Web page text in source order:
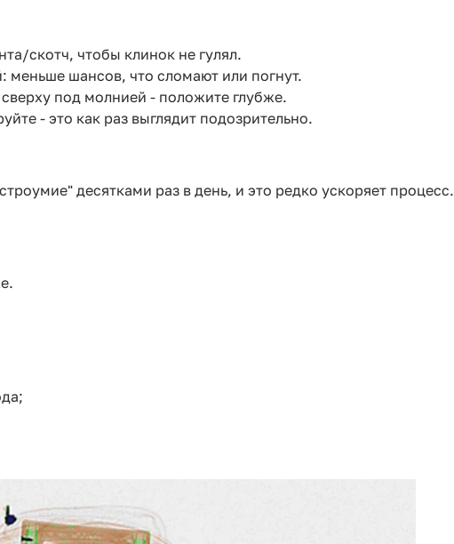
скотч, чтобы клинок не гулял.
меньше шансов, что сломают или погнут.
под молнией - положите глубже.
- это как раз выглядит подозрительно.
десятками раз в день, и это редко ускоряет процесс.